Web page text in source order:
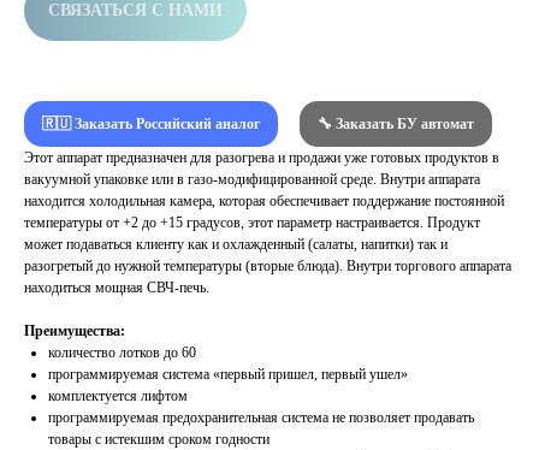
СВЯЗАТЬСЯ С НАМИ
🇷🇺 Заказать Российский аналог
🔧 Заказать БУ автомат
Этот аппарат предназначен для разогрева и продажи уже готовых продуктов в
вакуумной упаковке или в газо-модифицированной среде. Внутри аппарата
находится холодильная камера, которая обеспечивает поддержание постоянной
температуры от +2 до +15 градусов, этот параметр настраивается. Продукт
может подаваться клиенту как и охлажденный (салаты, напитки) так и
разогретый до нужной температуры (вторые блюда). Внутри торгового аппарата
находиться мощная СВЧ-печь.
Преимущества:
количество лотков до 60
программируемая система «первый пришел, первый ушел»
комплектуется лифтом
программируемая предохранительная система не позволяет продавать
товары с истекшим сроком годности